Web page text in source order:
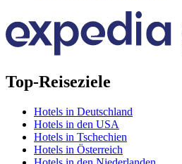
Top-Reiseziele
Hotels in Deutschland
Hotels in den USA
Hotels in Tschechien
Hotels in Österreich